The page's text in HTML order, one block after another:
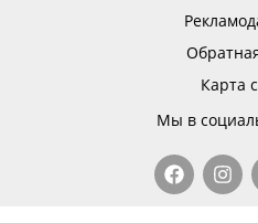
Карта
Мы в